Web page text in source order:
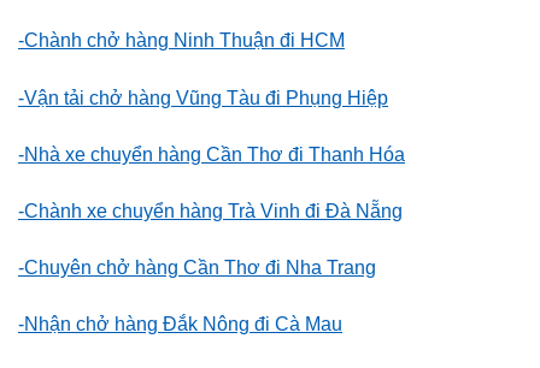
-Chành chở hàng Ninh Thuận đi HCM
-Vận tải chở hàng Vũng Tàu đi Phụng Hiệp
-Nhà xe chuyển hàng Cần Thơ đi Thanh Hóa
-Chành xe chuyển hàng Trà Vinh đi Đà Nẵng
-Chuyên chở hàng Cần Thơ đi Nha Trang
-Nhận chở hàng Đắk Nông đi Cà Mau